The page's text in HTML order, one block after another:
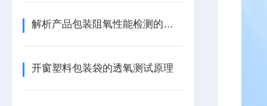
解析产品包装阻氧性能检测的好处和透氧仪的工作原理
开窗塑料包装袋的透氧测试原理